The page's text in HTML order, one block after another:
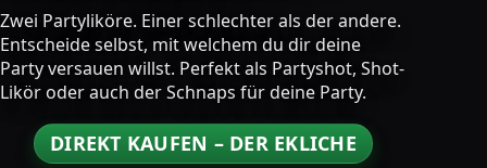
Zwei Partyliköre. Einer schlechter als der andere.
Entscheide selbst, mit welchem du dir deine
Party versauen willst. Perfekt als Partyshot, Shot-
Likör oder auch der Schnaps für deine Party.
DIREKT KAUFEN – DER EKLICHE